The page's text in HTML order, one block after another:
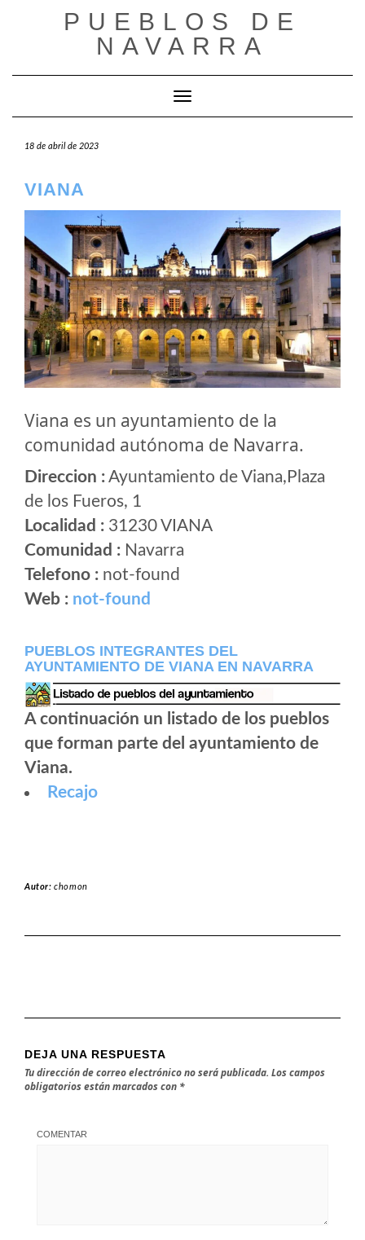
PUEBLOS DE
NAVARRA
Cambiar modo de navegación
18 de abril de 2023
VIANA
Viana es un ayuntamiento de la
comunidad autónoma de Navarra.
Direccion :Ayuntamiento de Viana,Plaza
de los Fueros, 1
Localidad : 31230 VIANA
Comunidad : Navarra
Telefono : not-found
Web : not-found
PUEBLOS INTEGRANTES DEL
AYUNTAMIENTO DE VIANA EN NAVARRA
A continuación un listado de los pueblos
que forman parte del ayuntamiento de
Viana.
Recajo
Autor:chomon
DEJA UNA RESPUESTA
Tu dirección de correo electrónico no será publicada. Los campos
obligatorios están marcados con *
COMENTAR